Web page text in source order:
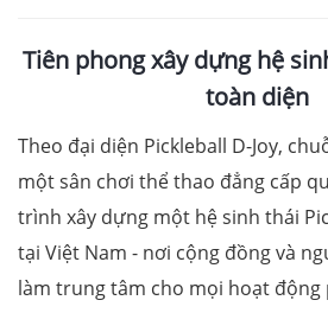
Tiên phong xây dựng hệ
toàn diện
Theo đại diện Pickleball D-Joy,
một sân chơi thể thao đẳng cấp
trình xây dựng một hệ sinh thái
tại Việt Nam - nơi cộng đồng và
làm trung tâm cho mọi hoạt động